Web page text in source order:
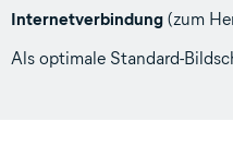
Internetverbindung(zum
Als optimale Standard-